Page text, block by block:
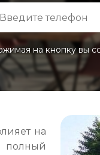
на кнопку вы
на
полный